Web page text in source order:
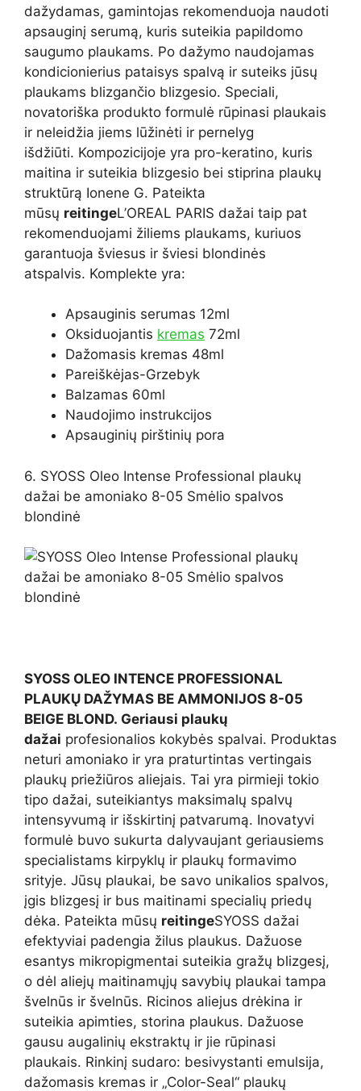
dažydamas, gamintojas rekomenduoja naudoti
apsauginį serumą, kuris suteikia papildomo
saugumo plaukams. Po dažymo naudojamas
kondicionierius pataisys spalvą ir suteiks jūsų
plaukams blizgančio blizgesio. Speciali,
novatoriška produkto formulė rūpinasi plaukais
ir neleidžia jiems lūžinėti ir pernelyg
išdžiūti. Kompozicijoje yra pro-keratino, kuris
maitina ir suteikia blizgesio bei stiprina plaukų
struktūrą Ionene G. Pateikta
mūsų reitingeL’OREAL PARIS dažai taip pat
rekomenduojami žiliems plaukams, kuriuos
garantuoja šviesus ir šviesi blondinės
atspalvis. Komplekte yra:
Apsauginis serumas 12ml
Oksiduojantis kremas 72ml
Dažomasis kremas 48ml
Pareiškėjas-Grzebyk
Balzamas 60ml
Naudojimo instrukcijos
Apsauginių pirštinių pora
6. SYOSS Oleo Intense Professional plaukų
dažai be amoniako 8-05 Smėlio spalvos
blondinė
SYOSS OLEO INTENCE PROFESSIONAL
PLAUKŲ DAŽYMAS BE AMMONIJOS 8-05
BEIGE BLOND. Geriausi plaukų
dažai profesionalios kokybės spalvai. Produktas
neturi amoniako ir yra praturtintas vertingais
plaukų priežiūros aliejais. Tai yra pirmieji tokio
tipo dažai, suteikiantys maksimalų spalvų
intensyvumą ir išskirtinį patvarumą. Inovatyvi
formulė buvo sukurta dalyvaujant geriausiems
specialistams kirpyklų ir plaukų formavimo
srityje. Jūsų plaukai, be savo unikalios spalvos,
įgis blizgesį ir bus maitinami specialių priedų
dėka. Pateikta mūsų reitingeSYOSS dažai
efektyviai padengia žilus plaukus. Dažuose
esantys mikropigmentai suteikia gražų blizgesį,
o dėl aliejų maitinamųjų savybių plaukai tampa
švelnūs ir švelnūs. Ricinos aliejus drėkina ir
suteikia apimties, storina plaukus. Dažuose
gausu augalinių ekstraktų ir jie rūpinasi
plaukais. Rinkinį sudaro: besivystanti emulsija,
dažomasis kremas ir „Color-Seal“ plaukų